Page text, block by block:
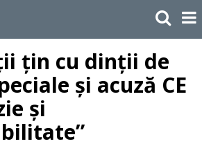
țin cu dinții de
și acuză CE
și